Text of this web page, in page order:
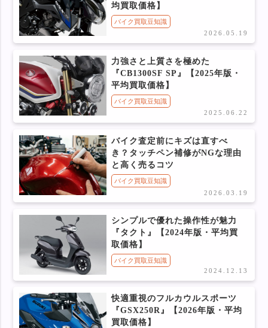
均買取価格】
バイク買取豆知識
2026.05.19
力強さと上質さを極めた
『CB1300SF SP』【2025年版・
平均買取価格】
バイク買取豆知識
2025.06.22
バイク査定前にキズは直すべ
き？タッチペン補修がNGな理由
と高く売るコツ
バイク買取豆知識
2026.03.19
シンプルで優れた操作性が魅力
『タクト』【2024年版・平均買
取価格】
バイク買取豆知識
2024.12.13
快適重視のフルカウルスポーツ
『GSX250R』【2026年版・平均
買取価格】